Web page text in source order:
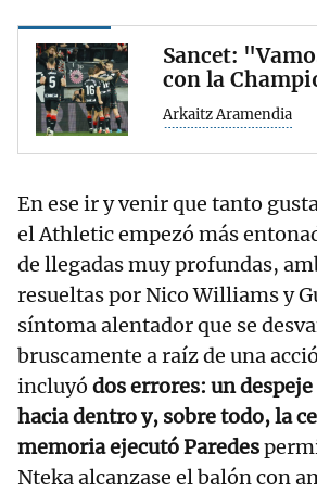
Sancet:
con la
Arkaitz Aramendia
En ese ir y venir que tanto
el Athletic empezó más
de llegadas muy profundas,
resueltas por Nico Williams y
síntoma alentador que se
bruscamente a raíz de una
incluyó dos errores: un
hacia dentro y, sobre todo, la
memoria ejecutó Paredes
Nteka alcanzase el balón con